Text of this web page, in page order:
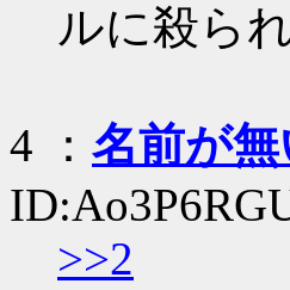
ルに殺ら
4 ： 名前が
>>2